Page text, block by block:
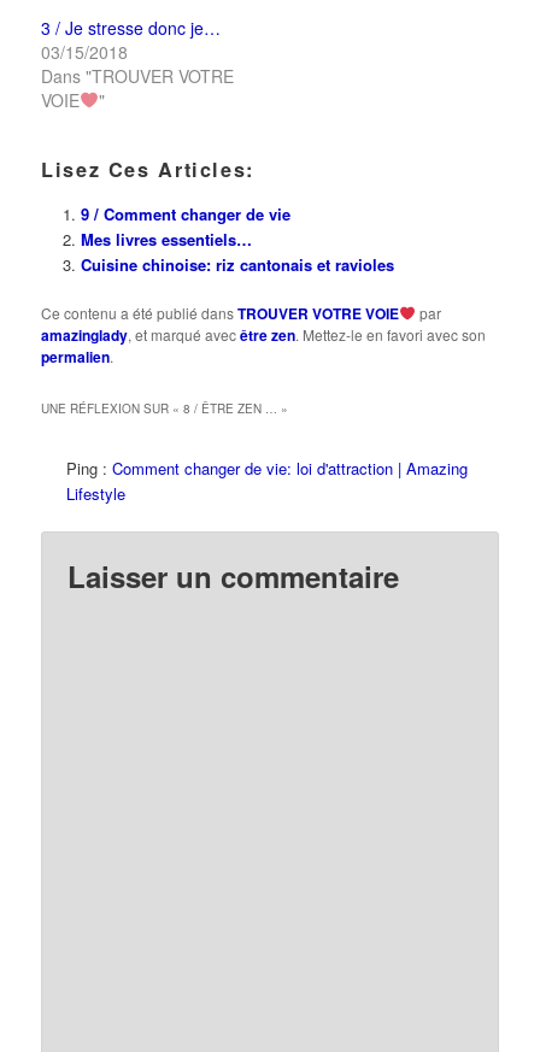
3 / Je stresse donc je…
03/15/2018
Dans "TROUVER VOTRE
VOIE
"
Lisez Ces Articles:
9 / Comment changer de vie
Mes livres essentiels…
Cuisine chinoise: riz cantonais et ravioles
Ce contenu a été publié dansTROUVER VOTRE VOIE par
amazinglady, et marqué avecêtre zen. Mettez-le en favori avec son
permalien.
UNE RÉFLEXION SUR «8 / ÊTRE ZEN … »
Ping :Comment changer de vie: loi d'attraction | Amazing
Lifestyle
Laisser un commentaire